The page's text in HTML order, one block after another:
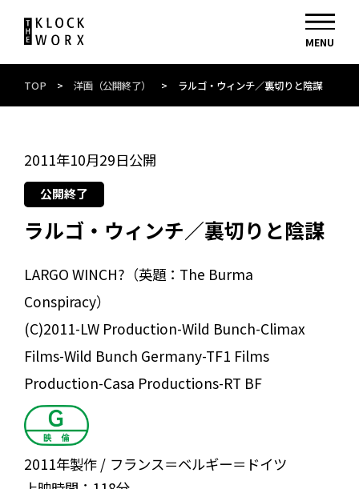
TOP > 洋画（公開終了） > ラルゴ・ウィンチ／裏切りと陰謀
2011年10月29日公開
公開終了
ラルゴ・ウィンチ／裏切りと陰謀
LARGO WINCH?（英題：The Burma
Conspiracy）
(C)2011-LW Production-Wild Bunch-Climax
Films-Wild Bunch Germany-TF1 Films
Production-Casa Productions-RT BF
2011年製作
フランス＝ベルギー＝ドイツ